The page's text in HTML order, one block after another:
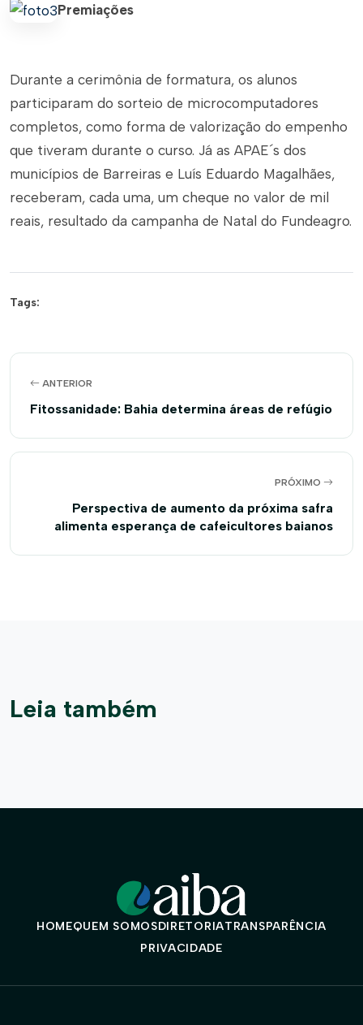
Premiações
Durante a cerimônia de formatura, os alunos
participaram do sorteio de microcomputadores
completos, como forma de valorização do empenho
que tiveram durante o curso. Já as APAE´s dos
municípios de Barreiras e Luís Eduardo Magalhães,
receberam, cada uma, um cheque no valor de mil
reais, resultado da campanha de Natal do Fundeagro.
Tags:
ANTERIOR
Fitossanidade: Bahia determina áreas de refúgio
PRÓXIMO
Perspectiva de aumento da próxima safra
alimenta esperança de cafeicultores baianos
Leia também
HOMEQUEM SOMOSDIRETORIATRANSPARÊNCIA
PRIVACIDADE